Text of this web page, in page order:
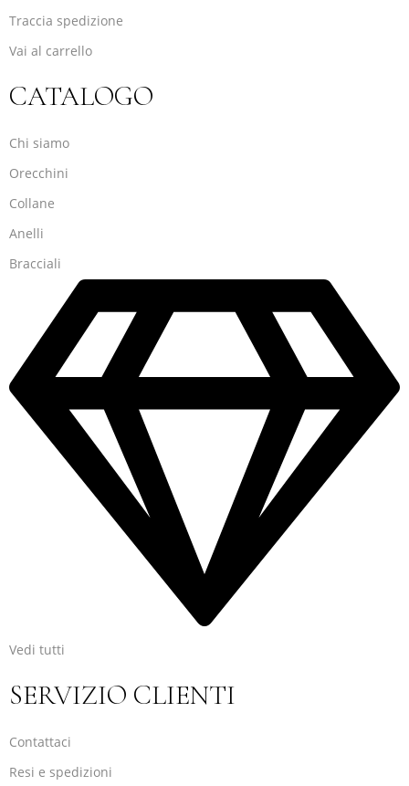
Traccia spedizione
Vai al carrello
CATALOGO
Chi siamo
Orecchini
Collane
Anelli
Bracciali
Vedi tutti
SERVIZIO CLIENTI
Contattaci
Resi e spedizioni